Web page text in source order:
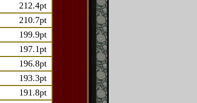
212.4pt
210.7pt
199.9pt
197.1pt
196.8pt
193.3pt
191.8pt